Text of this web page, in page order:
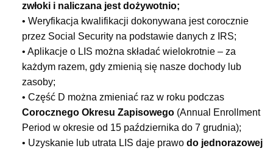
zwłoki i naliczana jest dożywotnio;
• Weryfikacja kwalifikacji dokonywana jest corocznie
przez Social Security na podstawie danych z IRS;
• Aplikacje o LIS można składać wielokrotnie – za
każdym razem, gdy zmienią się nasze dochody lub
zasoby;
• Część D można zmieniać raz w roku podczas
Corocznego Okresu Zapisowego (Annual Enrollment
Period w okresie od 15 października do 7 grudnia);
• Uzyskanie lub utrata LIS daje prawo do jednorazowej